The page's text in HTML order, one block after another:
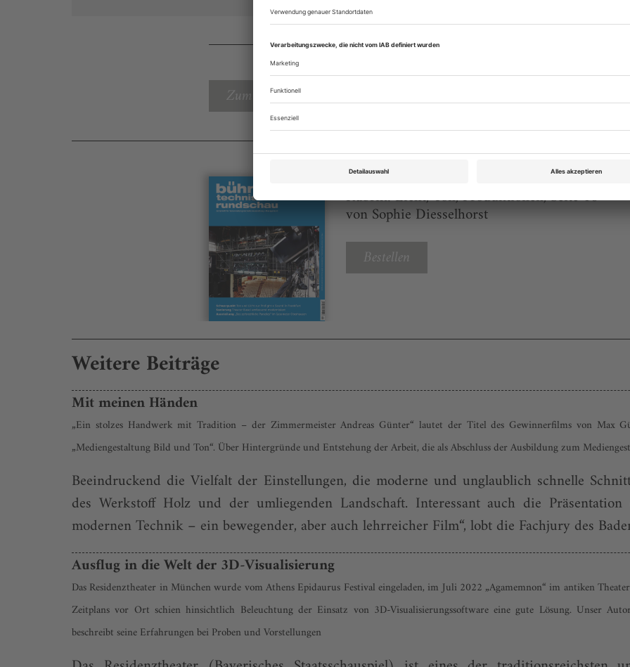
Zum Inhaltsverzeichnis
BTR 2 2023
Rubrik: Licht, Ton, Produktionen, Seite 18
von Sophie Diesselhorst
Bestellen
Weitere Beiträge
Mit meinen Händen
„Ein stolzes Handwerk mit Tradition – der Zimmermeister Andreas Günter“ lautet der Titel des Gewinnerfilms von Max
„Mediengestaltung Bild und Ton“. Über Hintergründe und Entstehung der Arbeit, die als Abschluss der Ausbildung zum
Beeindruckend die Vielfalt der Einstellungen, die moderne und unglaublich schnelle
des Werkstoff Holz und der umliegenden Landschaft. Interessant auch die
modernen Technik – ein bewegender, aber auch lehrreicher Film“, lobt die Fachjury des
Ausflug in die Welt der 3D-Visualisierung
Das Residenztheater in München wurde vom Athens Epidaurus Festival eingeladen, im Juli 2022 „Agamemnon“ im antiken
Zeitplans vor Ort schien hinsichtlich Beleuchtung der Einsatz von 3D-Visualisierungssoftware eine gute Lösung. Unser
beschreibt seine Erfahrungen bei Proben und Vorstellungen